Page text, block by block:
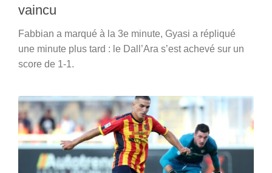
vaincu
Fabbian a marqué à la 3e minute, Gyasi a répliqué
une minute plus tard : le Dall’Ara s’est achevé sur un
score de 1-1.